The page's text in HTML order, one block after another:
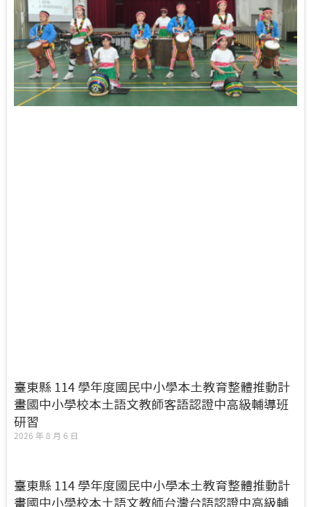
臺東縣 114 學年度國民中小學本土教育整體推動計
畫國中小學校本土語文教師客語認證中高級輔導班
研習
2026 年 8 月 6 日
臺東縣 114 學年度國民中小學本土教育整體推動計
畫國中小學校本土語文教師台灣台語認證中高級輔